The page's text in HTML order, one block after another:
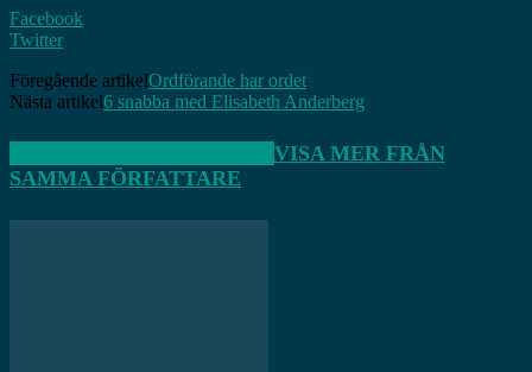
Facebook
Twitter
Föregående artikelOrdförande har ordet
Nästa artikel6 snabba med Elisabeth Anderberg
VISA MER FRÅN
SAMMA FÖRFATTARE